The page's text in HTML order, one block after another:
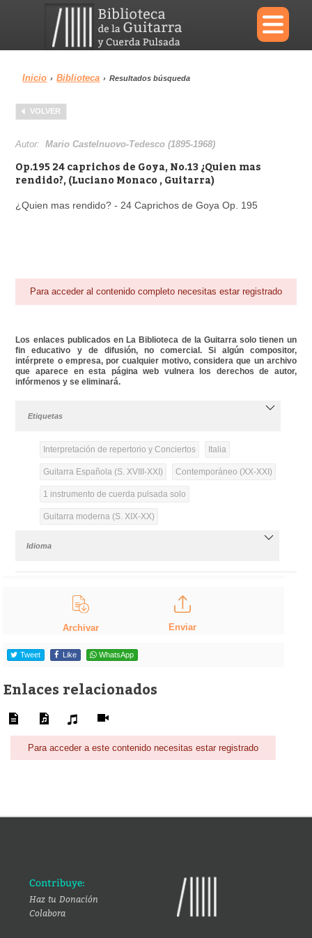
×
Menu
Biblioteca Diccionario
Reproductor
Inicio › Biblioteca › Resultados búsqueda
VOLVER
Autor:Mario Castelnuovo-Tedesco (1895-1968)
Op.195 24 caprichos de Goya, No.13 ¿Quien mas
rendido?, (Luciano Monaco , Guitarra)
¿Quien mas rendido? - 24 Caprichos de Goya Op. 195
Para acceder al contenido completo necesitas estar registrado
Los enlaces publicados en La Biblioteca de la Guitarra solo tienen un
fin educativo y de difusión, no comercial. Si algún compositor,
intérprete o empresa, por cualquier motivo, considera que un archivo
que aparece en esta página web vulnera los derechos de autor,
infórmenos y se eliminará.
Etiquetas
Interpretación de repertorio y Conciertos Italia
Guitarra Española (S. XVIII-XXI) Contemporáneo (XX-XXI)
1 instrumento de cuerda pulsada solo
Guitarra moderna (S. XIX-XX)
Idioma
Archivar Enviar
Tweet Like WhatsApp
Enlaces relacionados
Para acceder a este contenido necesitas estar registrado
Contribuye:
Haz tu Donación
Colabora